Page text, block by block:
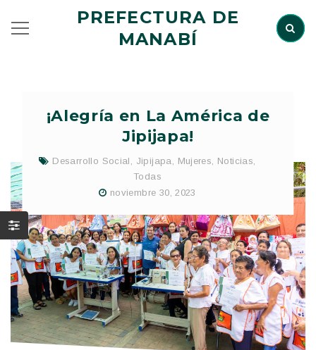
PREFECTURA DE
MANABÍ
¡Alegría en La América de
Jipijapa!
Desarrollo Social , Jipijapa, Mujeres, Noticias,
Todas
noviembre 30, 2023